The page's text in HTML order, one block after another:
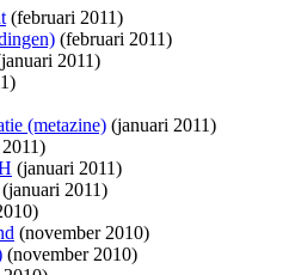
(februari 2011)
(februari 2011)
2011)
(metazine) (januari 2011)
(januari 2011)
(januari 2011)
(november 2010)
(november 2010)